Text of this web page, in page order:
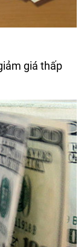
giá thấp